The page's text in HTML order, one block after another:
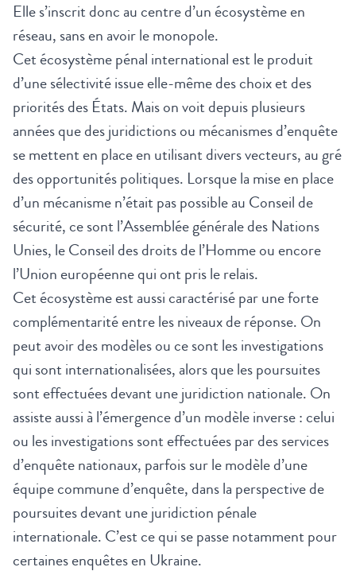
Elle s’inscrit donc au centre d’un écosystème en
réseau, sans en avoir le monopole.
Cet écosystème pénal international est le produit
d’une sélectivité issue elle-même des choix et des
priorités des États. Mais on voit depuis plusieurs
années que des juridictions ou mécanismes d’enquête
se mettent en place en utilisant divers vecteurs, au gré
des opportunités politiques. Lorsque la mise en place
d’un mécanisme n’était pas possible au Conseil de
sécurité, ce sont l’Assemblée générale des Nations
Unies, le Conseil des droits de l’Homme ou encore
l’Union européenne qui ont pris le relais.
Cet écosystème est aussi caractérisé par une forte
complémentarité entre les niveaux de réponse. On
peut avoir des modèles ou ce sont les investigations
qui sont internationalisées, alors que les poursuites
sont effectuées devant une juridiction nationale. On
assiste aussi à l’émergence d’un modèle inverse : celui
ou les investigations sont effectuées par des services
d’enquête nationaux, parfois sur le modèle d’une
équipe commune d’enquête, dans la perspective de
poursuites devant une juridiction pénale
internationale. C’est ce qui se passe notamment pour
certaines enquêtes en Ukraine.